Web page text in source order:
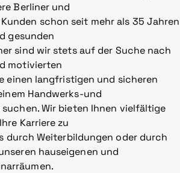
Berliner und
schon seit mehr als 35 Jahren
gesunden
sind wir stets auf der Suche nach
motivierten
einen langfristigen und sicheren
Handwerks-und
Wir bieten Ihnen vielfältige
Karriere zu
durch Weiterbildungen oder durch
hauseigenen und